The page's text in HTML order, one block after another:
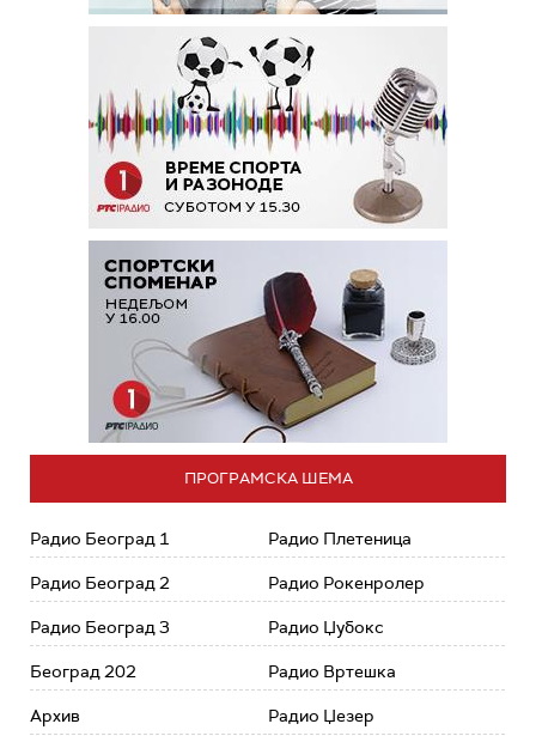
ПРОГРАМСКА ШЕМА
Радио Београд 1
Радио Београд 2
Радио Београд 3
Београд 202
Архив
Радио Плетеница
Радио Рокенролер
Радио Џубокс
Радио Вртешка
Радио Џезер